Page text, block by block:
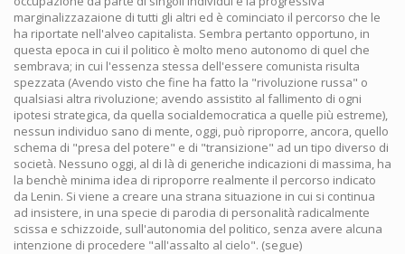
marginalizzazaione di tutti gli altri ed è cominciato il percorso che le
ha riportate nell'alveo capitalista. Sembra pertanto opportuno, in
questa epoca in cui il politico è molto meno autonomo di quel che
sembrava; in cui l'essenza stessa dell'essere comunista risulta
spezzata (Avendo visto che fine ha fatto la "rivoluzione russa" o
qualsiasi altra rivoluzione; avendo assistito al fallimento di ogni
ipotesi strategica, da quella socialdemocratica a quelle più estreme),
nessun individuo sano di mente, oggi, può riproporre, ancora, quello
schema di "presa del potere" e di "transizione" ad un tipo diverso di
società. Nessuno oggi, al di là di generiche indicazioni di massima, ha
la benchè minima idea di riproporre realmente il percorso indicato
da Lenin. Si viene a creare una strana situazione in cui si continua
ad insistere, in una specie di parodia di personalità radicalmente
scissa e schizzoide, sull'autonomia del politico, senza avere alcuna
intenzione di procedere "all'assalto al cielo". (segue)